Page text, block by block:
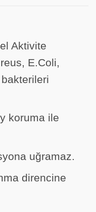
Aktivite
E.Coli,
koruma ile
uğramaz.
direncine